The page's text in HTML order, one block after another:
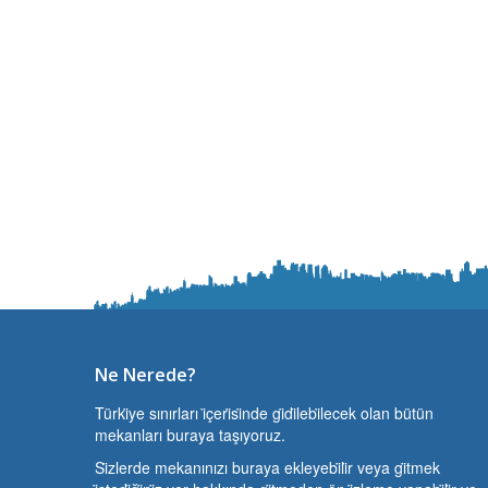
Ne Nerede?
Türki̇ye sınırları i̇çeri̇si̇nde gi̇di̇lebi̇lecek olan bütün
mekanları buraya taşıyoruz.
Si̇zlerde mekanınızı buraya ekleyebi̇li̇r veya gi̇tmek